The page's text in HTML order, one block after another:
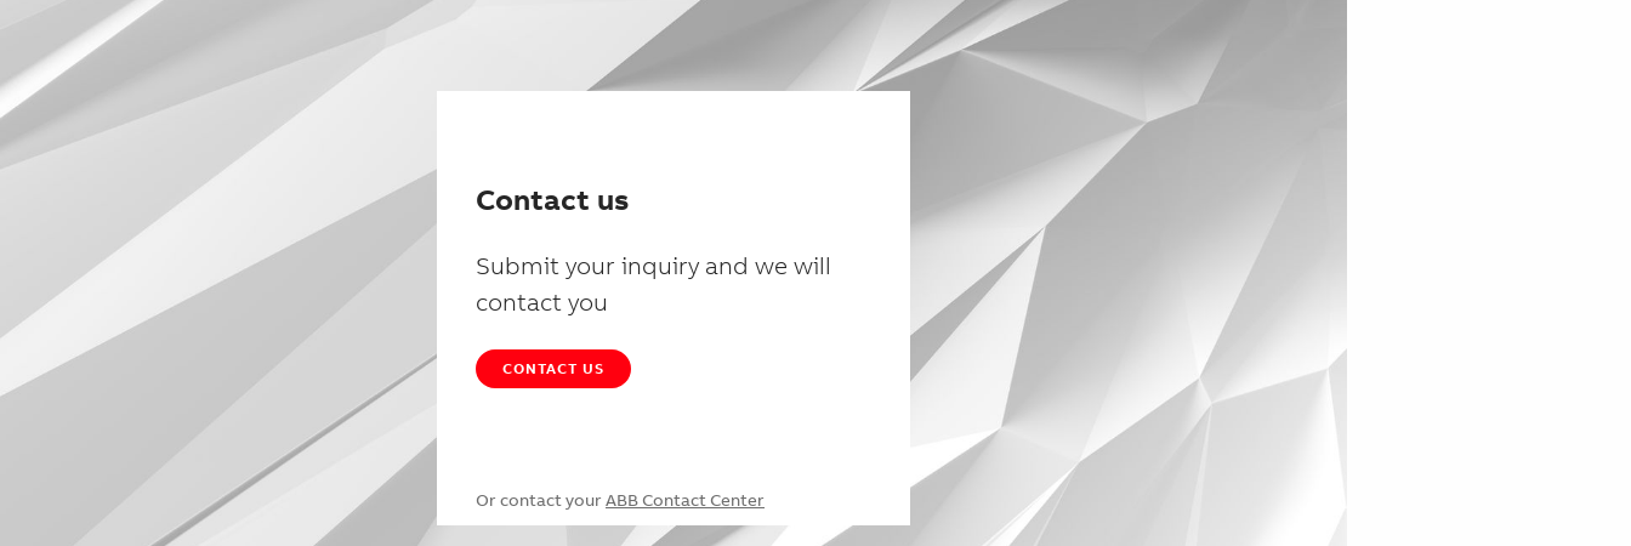
Contact us
Submit your inquiry and we will
contact you
CONTACT US
Or contact your ABB Contact Center